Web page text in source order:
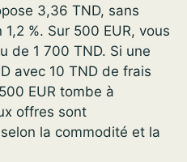
3,36 TND, sans
1,2 %. Sur 500 EUR, vous
de 1 700 TND. Si une
avec 10 TND de frais
EUR tombe à
offres sont
la commodité et la